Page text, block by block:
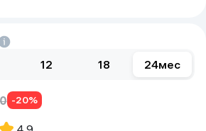
12 18 24мес
-20%